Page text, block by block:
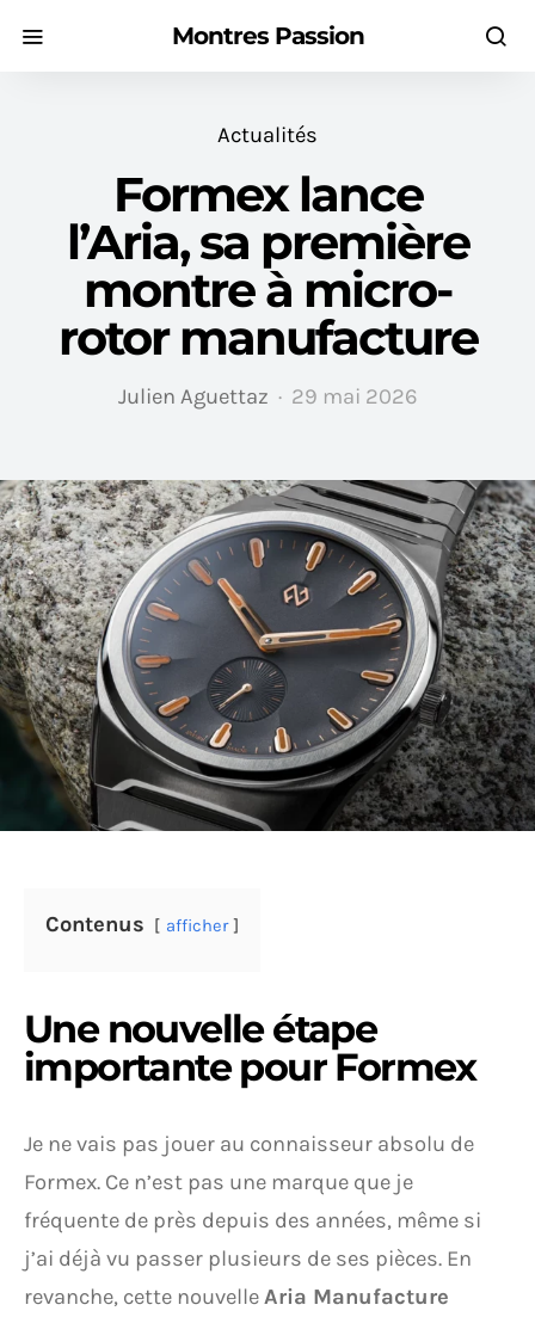
Montres Passion
Actualités
Formex lance
l’Aria, sa première
montre à micro-
rotor manufacture
Julien Aguettaz 29 mai 2026
Contenus afficher
Une nouvelle étape
importante pour Formex
Je ne vais pas jouer au connaisseur absolu de
Formex. Ce n’est pas une marque que je
fréquente de près depuis des années, même si
j’ai déjà vu passer plusieurs de ses pièces. En
revanche, cette nouvelleAria Manufacture